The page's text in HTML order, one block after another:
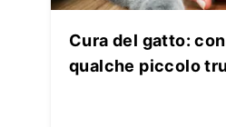
Cura del gatto:
qualche piccolo